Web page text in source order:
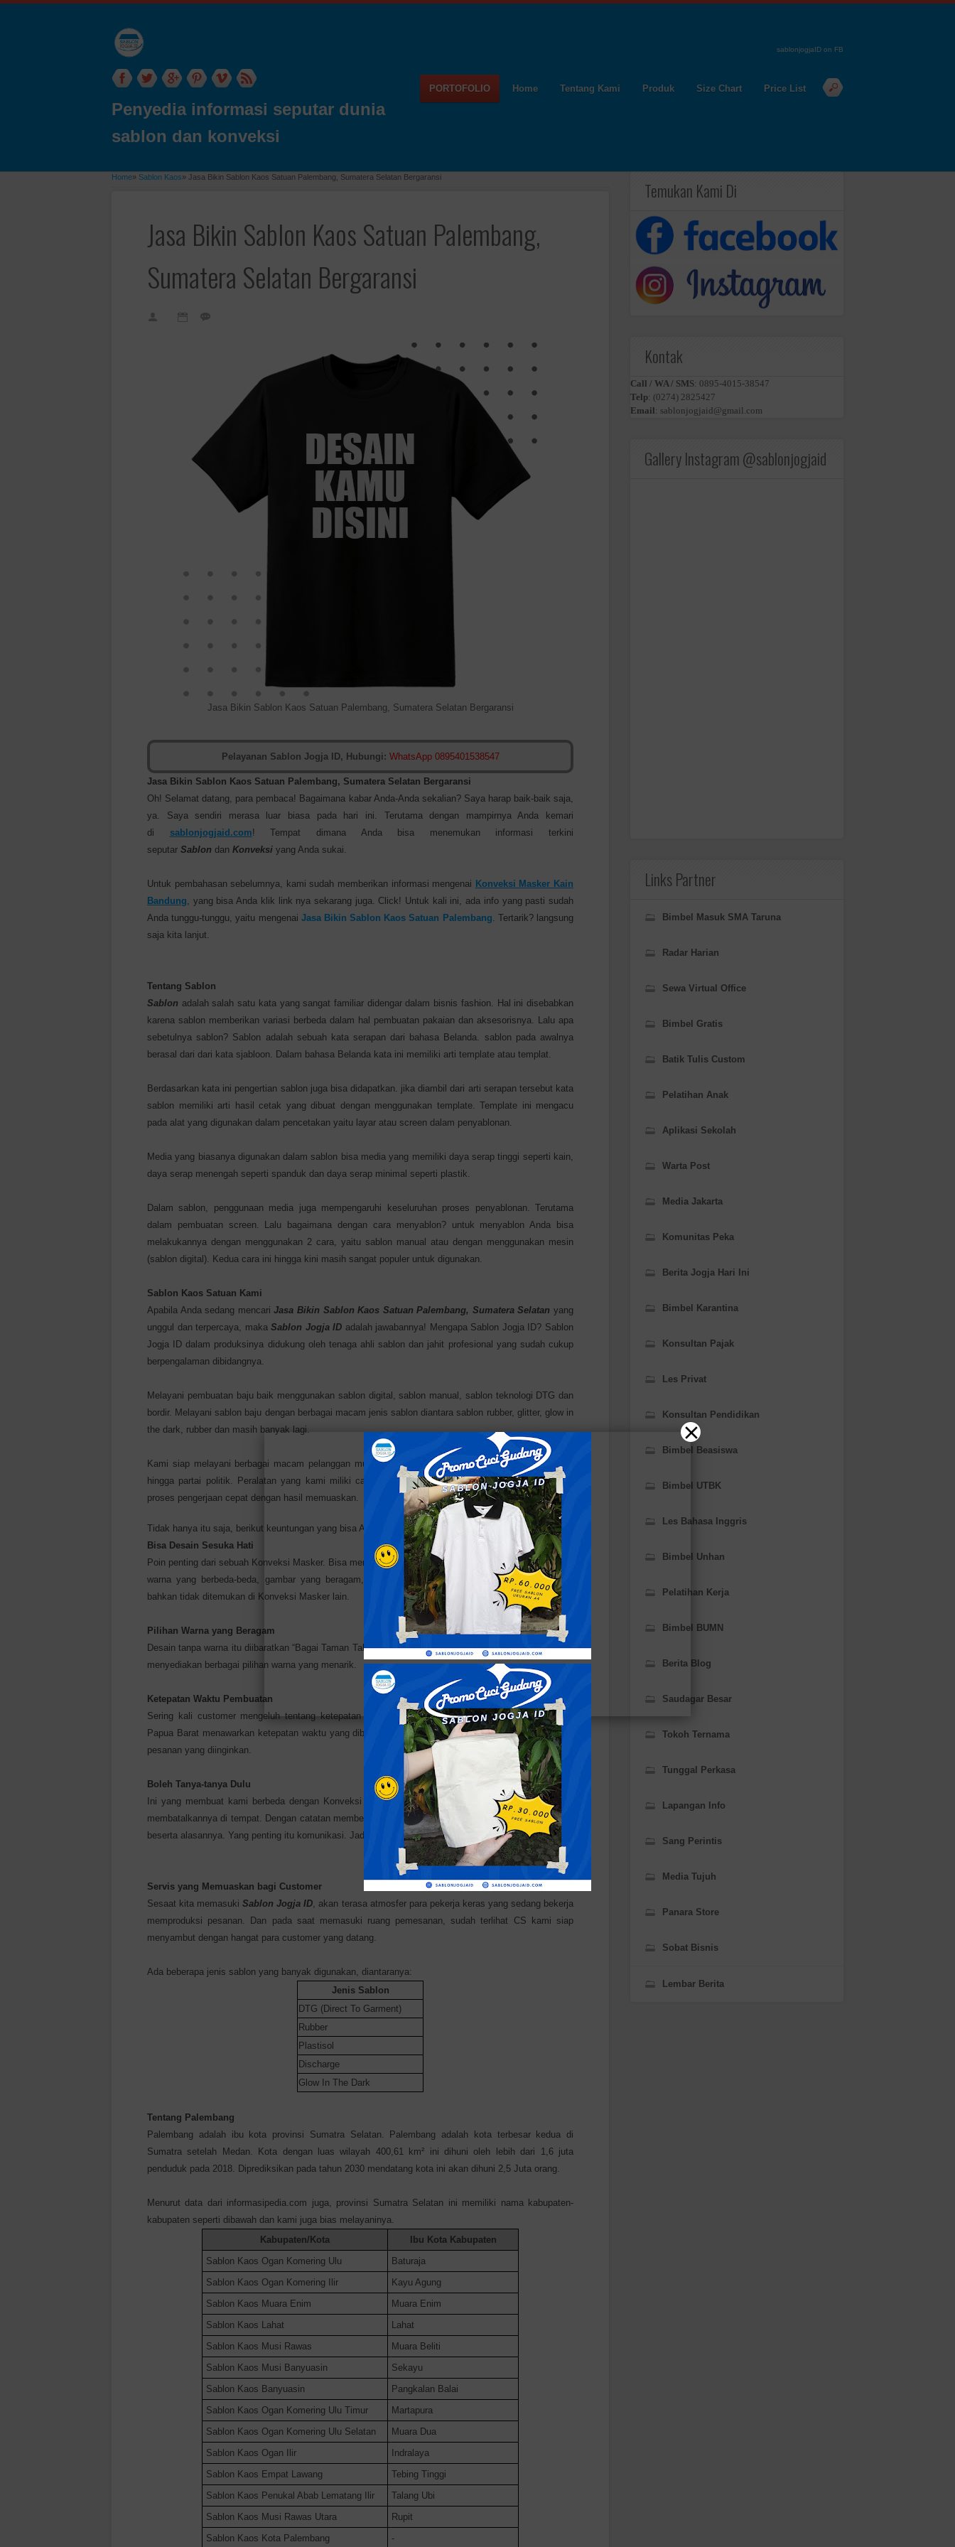
Penyedia informasi seputar dunia
sablon dan konveksi
sablonjogjaID on FB
PORTOFOLIO Home Tentang Kami Produk Size Chart Price List
Home» Sablon Kaos» Jasa Bikin Sablon Kaos Satuan Palembang, Sumatera Selatan Bergaransi
Jasa Bikin Sablon Kaos Satuan Palembang,
Sumatera Selatan Bergaransi
Jasa Bikin Sablon Kaos Satuan Palembang, Sumatera Selatan Bergaransi
Pelayanan Sablon Jogja ID, Hubungi: WhatsApp 0895401538547
Jasa Bikin Sablon Kaos Satuan Palembang, Sumatera Selatan Bergaransi
Oh! Selamat datang, para pembaca! Bagaimana kabar Anda-Anda sekalian? Saya harap baik-baik saja,
ya. Saya sendiri merasa luar biasa pada hari ini. Terutama dengan mampirnya Anda kemari
di sablonjogjaid.com! Tempat dimana Anda bisa menemukan informasi terkini
seputar Sablon dan Konveksi yang Anda sukai.
Untuk pembahasan sebelumnya, kami sudah memberikan informasi mengenai Konveksi Masker Kain
Bandung , yang bisa Anda klik link nya sekarang juga. Click! Untuk kali ini, ada info yang pasti sudah
Anda tunggu-tunggu, yaitu mengenai Jasa Bikin Sablon Kaos Satuan Palembang . Tertarik? langsung
saja kita lanjut.
Tentang Sablon
Sablon adalah salah satu kata yang sangat familiar didengar dalam bisnis fashion. Hal ini disebabkan
karena sablon memberikan variasi berbeda dalam hal pembuatan pakaian dan aksesorisnya. Lalu apa
sebetulnya sablon? Sablon adalah sebuah kata serapan dari bahasa Belanda. sablon pada awalnya
berasal dari dari kata sjabloon. Dalam bahasa Belanda kata ini memiliki arti template atau templat.
Berdasarkan kata ini pengertian sablon juga bisa didapatkan. jika diambil dari arti serapan tersebut kata
sablon memiliki arti hasil cetak yang dibuat dengan menggunakan template. Template ini mengacu
pada alat yang digunakan dalam pencetakan yaitu layar atau screen dalam penyablonan.
Media yang biasanya digunakan dalam sablon bisa media yang memiliki daya serap tinggi seperti kain,
daya serap menengah seperti spanduk dan daya serap minimal seperti plastik.
Dalam sablon, penggunaan media juga mempengaruhi keseluruhan proses penyablonan. Terutama
dalam pembuatan screen. Lalu bagaimana dengan cara menyablon? untuk menyablon Anda bisa
melakukannya dengan menggunakan 2 cara, yaitu sablon manual atau dengan menggunakan mesin
(sablon digital). Kedua cara ini hingga kini masih sangat populer untuk digunakan.
Sablon Kaos Satuan Kami
Apabila Anda sedang mencariJasa Bikin Sablon Kaos Satuan Palembang, Sumatera Selatanyang
unggul dan terpercaya, makaSablon Jogja ID adalah jawabannya! Mengapa Sablon Jogja ID? Sablon
Jogja ID dalam produksinya didukung oleh tenaga ahli sablon dan jahit profesional yang sudah cukup
berpengalaman dibidangnya.
Melayani pembuatan baju baik menggunakan sablon digital, sablon manual, sablon teknologi DTG dan
bordir. Melayani sablon baju dengan berbagai macam jenis sablon diantara sablon rubber, glitter, glow in
the dark, rubber dan masih banyak lagi.
Kami siap melayani berbagai macam pelanggan mulai dari individual, perusahaan, lembaga, sekolah
hingga partai politik. Peralatan yang kami miliki canggih dan modern sehingga mampu memberikan
proses pengerjaan cepat dengan hasil memuaskan.
Tidak hanya itu saja, berikut keuntungan yang bisa Anda dapatkan bila menggunakan jasa kami:
Bisa Desain Sesuka Hati
Poin penting dari sebuah Konveksi Masker. Bisa memilih dan menetapkan desain yang diinginkan. Bisa
warna yang berbeda-beda, gambar yang beragam, bahkan dengan tingkat kesulitan yang mungkin
bahkan tidak ditemukan di Konveksi Masker lain.
Pilihan Warna yang Beragam
Desain tanpa warna itu diibaratkan “Bagai Taman Tak Berbunga” hambar dilihatnya. Setuju? Disini kami
menyediakan berbagai pilihan warna yang menarik.
Ketepatan Waktu Pembuatan
Sering kali customer mengeluh tentang ketepatan waktu pembuatan. Konveksi Masker Manokwari,
Papua Barat menawarkan ketepatan waktu yang dibutuhkan customer. Tergantung dari berapa banyak
pesanan yang diinginkan.
Boleh Tanya-tanya Dulu
Ini yang membuat kami berbeda dengan Konveksi Masker lainnya. Bisa langsung deal atau bahkan
membatalkannya di tempat. Dengan catatan memberitahu terlebih dahulu mengapa pesanan dibatalkan
beserta alasannya. Yang penting itu komunikasi. Jadi Anda bisa tanya-tanya dulu semua tentang kami.
Servis yang Memuaskan bagi Customer
Sesaat kita memasukiSablon Jogja ID , akan terasa atmosfer para pekerja keras yang sedang bekerja
memproduksi pesanan. Dan pada saat memasuki ruang pemesanan, sudah terlihat CS kami siap
menyambut dengan hangat para customer yang datang.
Ada beberapa jenis sablon yang banyak digunakan, diantaranya:
Jenis Sablon
DTG (Direct To Garment)
Rubber
Plastisol
Discharge
Glow In The Dark
Tentang Palembang
Palembang adalah ibu kota provinsi Sumatra Selatan. Palembang adalah kota terbesar kedua di
Sumatra setelah Medan. Kota dengan luas wilayah 400,61 km² ini dihuni oleh lebih dari 1,6 juta
penduduk pada 2018. Diprediksikan pada tahun 2030 mendatang kota ini akan dihuni 2,5 Juta orang.
Menurut data dari informasipedia.com juga, provinsi Sumatra Selatan ini memiliki nama kabupaten-
kabupaten seperti dibawah dan kami juga bias melayaninya.
Kabupaten/Kota
Ibu Kota Kabupaten
Sablon Kaos Ogan Komering Ulu
Baturaja
Sablon Kaos Ogan Komering Ilir
Kayu Agung
Sablon Kaos Muara Enim
Muara Enim
Sablon Kaos Lahat
Lahat
Sablon Kaos Musi Rawas
Muara Beliti
Sablon Kaos Musi Banyuasin
Sekayu
Sablon Kaos Banyuasin
Pangkalan Balai
Sablon Kaos Ogan Komering Ulu Timur
Martapura
Sablon Kaos Ogan Komering Ulu Selatan
Muara Dua
Sablon Kaos Ogan Ilir
Indralaya
Sablon Kaos Empat Lawang
Tebing Tinggi
Sablon Kaos Penukal Abab Lematang Ilir
Talang Ubi
Sablon Kaos Musi Rawas Utara
Rupit
Sablon Kaos Kota Palembang -
Temukan Kami Di
Kontak
Call / WA / SMS: 0895-4015-38547
Telp: (0274) 2825427
Email: sablonjogjaid@gmail.com
Gallery Instagram @sablonjogjaid
Links Partner
Bimbel Masuk SMA Taruna
Radar Harian
Sewa Virtual Office
Bimbel Gratis
Batik Tulis Custom
Pelatihan Anak
Aplikasi Sekolah
Warta Post
Media Jakarta
Komunitas Peka
Berita Jogja Hari Ini
Bimbel Karantina
Konsultan Pajak
Les Privat
Konsultan Pendidikan
Bimbel Beasiswa
Bimbel UTBK
Les Bahasa Inggris
Bimbel Unhan
Pelatihan Kerja
Bimbel BUMN
Berita Blog
Saudagar Besar
Tokoh Ternama
Tunggal Perkasa
Lapangan Info
Sang Perintis
Media Tujuh
Panara Store
Sobat Bisnis
Lembar Berita